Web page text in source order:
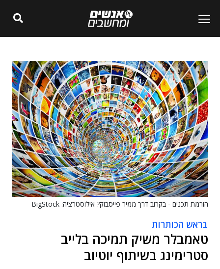
הזרמת תכנים - בקרוב דרך ממיר פייסבוק? אילוסטרציה: BigStock
בראש הכותרות
טאמבלר משיק תמיכה בלייב
סטרימינג בשיתוף יוטיוב